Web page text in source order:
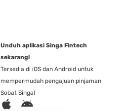
Unduh aplikasi Singa Fintech
sekarang!
Tersedia di iOS dan Android untuk
mempermudah pengajuan pinjaman
Sobat Singa!
A
A